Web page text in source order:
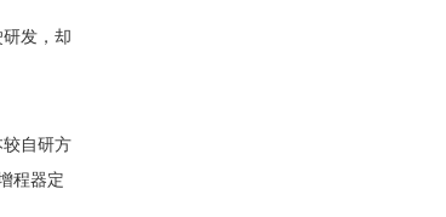
发，却
自研方
程器定